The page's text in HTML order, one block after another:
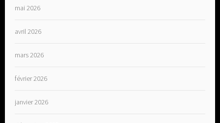
mai 2026
avril 2026
mars 2026
février 2026
janvier 2026